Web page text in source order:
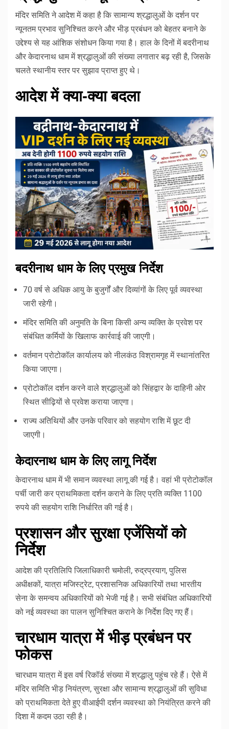
मंदिर समिति ने आदेश में कहा है कि सामान्य श्रद्धालुओं के दर्शन पर
न्यूनतम प्रभाव सुनिश्चित करने और भीड़ प्रबंधन को बेहतर बनाने के
उद्देश्य से यह आंशिक संशोधन किया गया है। हाल के दिनों में बदरीनाथ
और केदारनाथ धाम में श्रद्धालुओं की संख्या लगातार बढ़ रही है, जिसके
चलते स्थानीय स्तर पर सुझाव प्राप्त हुए थे।
आदेश में क्या-क्या बदला
बदरीनाथ धाम के लिए प्रमुख निर्देश
70 वर्ष से अधिक आयु के बुजुर्गों और दिव्यांगों के लिए पूर्व व्यवस्था
जारी रहेगी।
मंदिर समिति की अनुमति के बिना किसी अन्य व्यक्ति के प्रवेश पर
संबंधित कर्मियों के खिलाफ कार्रवाई की जाएगी।
वर्तमान प्रोटोकॉल कार्यालय को नीलकंठ विश्रामगृह में स्थानांतरित
किया जाएगा।
प्रोटोकॉल दर्शन करने वाले श्रद्धालुओं को सिंहद्वार के दाहिनी ओर
स्थित सीढ़ियों से प्रवेश कराया जाएगा।
राज्य अतिथियों और उनके परिवार को सहयोग राशि में छूट दी
जाएगी।
केदारनाथ धाम के लिए लागू निर्देश
केदारनाथ धाम में भी समान व्यवस्था लागू की गई है। वहां भी प्रोटोकॉल
पर्ची जारी कर प्राथमिकता दर्शन कराने के लिए प्रति व्यक्ति 1100
रुपये की सहयोग राशि निर्धारित की गई है।
प्रशासन और सुरक्षा एजेंसियों को
निर्देश
आदेश की प्रतिलिपि जिलाधिकारी चमोली, रुद्रप्रयाग, पुलिस
अधीक्षकों, यात्रा मजिस्ट्रेट, प्रशासनिक अधिकारियों तथा भारतीय
सेना के समन्वय अधिकारियों को भेजी गई है। सभी संबंधित अधिकारियों
को नई व्यवस्था का पालन सुनिश्चित कराने के निर्देश दिए गए हैं।
चारधाम यात्रा में भीड़ प्रबंधन पर
फोकस
चारधाम यात्रा में इस वर्ष रिकॉर्ड संख्या में श्रद्धालु पहुंच रहे हैं। ऐसे में
मंदिर समिति भीड़ नियंत्रण, सुरक्षा और सामान्य श्रद्धालुओं की सुविधा
को प्राथमिकता देते हुए वीआईपी दर्शन व्यवस्था को नियंत्रित करने की
दिशा में कदम उठा रही है।